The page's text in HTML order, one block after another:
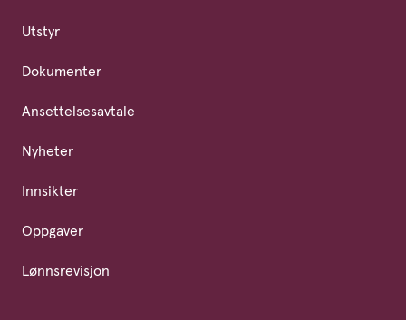
Utstyr
Dokumenter
Ansettelsesavtale
Nyheter
Innsikter
Oppgaver
Lønnsrevisjon